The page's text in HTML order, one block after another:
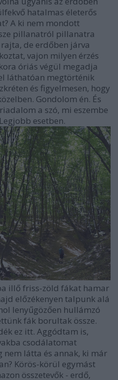
hatalmas életerős
A ki nem mondott
pillanatról pillanatra
de erdőben járva
vajon milyen érzés
óriás végül megadja
láthatóan megtörténik
és figyelmesen, hogy
Gondolom én. És
a szó, mi eszembe
esetben.
illő friss-zöld fákat hamar
előzékenyen talpunk alá
lenyűgözően hullámzó
fák borultak össze.
ez itt. Aggódtam is,
csodálatomat
nem látta és annak, ki már
Körös-körül egymást
összetevők - erdő,